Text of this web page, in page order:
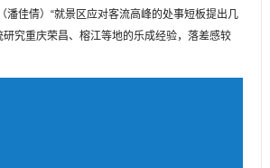
潘佳倩）“就景区应对客流高峰的处事短板提出几
研究重庆荣昌、榕江等地的乐成经验，落差感较